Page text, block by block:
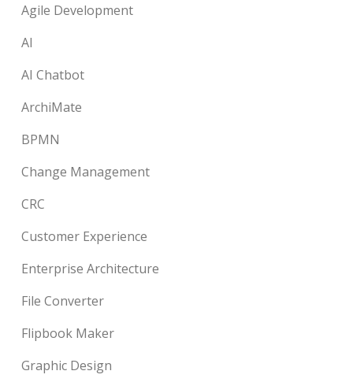
Agile Development
AI
AI Chatbot
ArchiMate
BPMN
Change Management
CRC
Customer Experience
Enterprise Architecture
File Converter
Flipbook Maker
Graphic Design